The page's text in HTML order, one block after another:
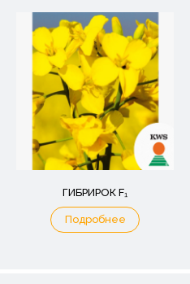
ГИБРИРОК F₁
Подробнее